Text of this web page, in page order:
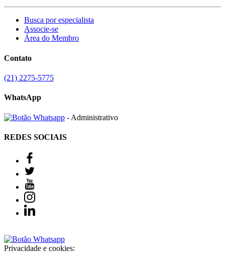
Busca por especialista
Associe-se
Área do Membro
Contato
(21) 2275-5775
WhatsApp
- Administrativo
REDES SOCIAIS
Privacidade e cookies: